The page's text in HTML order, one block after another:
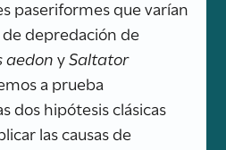
paseriformes que varían
depredación de
aedonySaltator
a prueba
dos hipótesis clásicas
las causas de